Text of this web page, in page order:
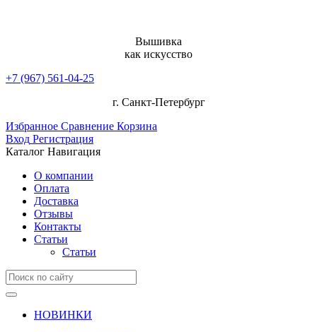
Вышивка
как искусство
+7 (967) 561-04-25
г. Санкт-Петербург
Избранное Сравнение Корзина
Вход Регистрация
Каталог Навигация
О компании
Оплата
Доставка
Отзывы
Контакты
Статьи
Статьи
НОВИНКИ